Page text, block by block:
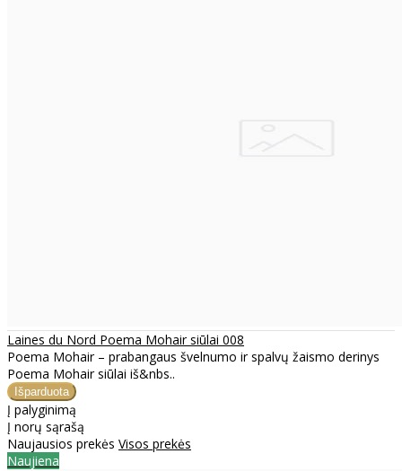
Laines du Nord Poema Mohair siūlai 008
Poema Mohair – prabangaus švelnumo ir spalvų žaismo derinys
Poema Mohair siūlai iš&nbs..
Į palyginimą
Į norų sąrašą
Naujausios prekės Visos prekės
Naujiena